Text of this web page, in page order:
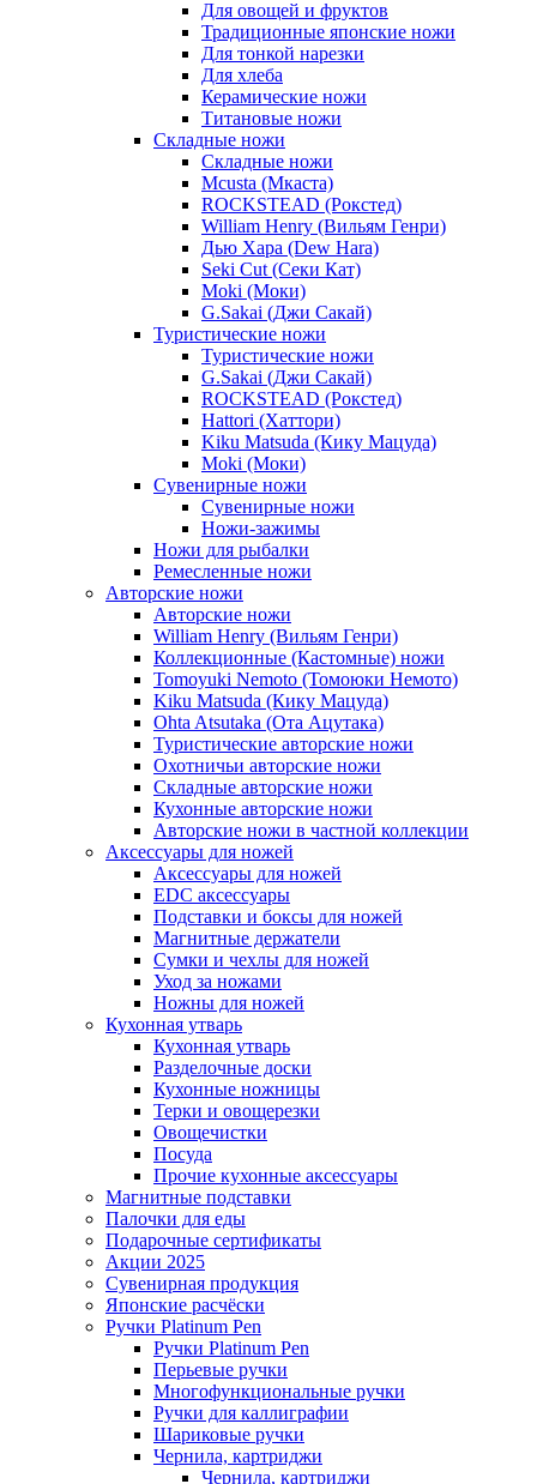
Для овощей и фруктов
Традиционные японские ножи
Для тонкой нарезки
Для хлеба
Керамические ножи
Титановые ножи
Складные ножи
Складные ножи
Mcusta (Мкаста)
ROCKSTEAD (Рокстед)
William Henry (Вильям Генри)
Дью Хара (Dew Hara)
Seki Cut (Секи Кат)
Moki (Моки)
G.Sakai (Джи Сакай)
Туристические ножи
Туристические ножи
G.Sakai (Джи Сакай)
ROCKSTEAD (Рокстед)
Hattori (Хаттори)
Kiku Matsuda (Кику Мацуда)
Moki (Моки)
Сувенирные ножи
Сувенирные ножи
Ножи-зажимы
Ножи для рыбалки
Ремесленные ножи
Авторские ножи
Авторские ножи
William Henry (Вильям Генри)
Коллекционные (Кастомные) ножи
Tomoyuki Nemoto (Томоюки Немото)
Kiku Matsuda (Кику Мацуда)
Ohta Atsutaka (Ота Ацутака)
Туристические авторские ножи
Охотничьи авторские ножи
Складные авторские ножи
Кухонные авторские ножи
Авторские ножи в частной коллекции
Аксессуары для ножей
Аксессуары для ножей
EDC аксессуары
Подставки и боксы для ножей
Магнитные держатели
Сумки и чехлы для ножей
Уход за ножами
Ножны для ножей
Кухонная утварь
Кухонная утварь
Разделочные доски
Кухонные ножницы
Терки и овощерезки
Овощечистки
Посуда
Прочие кухонные аксессуары
Магнитные подставки
Палочки для еды
Подарочные сертификаты
Акции 2025
Сувенирная продукция
Японские расчёски
Ручки Platinum Pen
Ручки Platinum Pen
Перьевые ручки
Многофункциональные ручки
Ручки для каллиграфии
Шариковые ручки
Чернила, картриджи
Чернила, картриджи